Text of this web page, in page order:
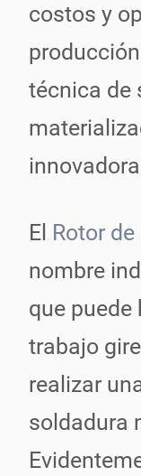
costos y
técnica de
El Rotor
nombre
que puede
trabajo
realizar
soldadura